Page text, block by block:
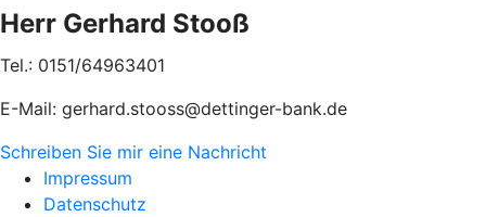
Herr Gerhard Stooß
Tel.: 0151/64963401
E-Mail: gerhard.stooss@dettinger-bank.de
Schreiben Sie mir eine Nachricht
Impressum
Datenschutz